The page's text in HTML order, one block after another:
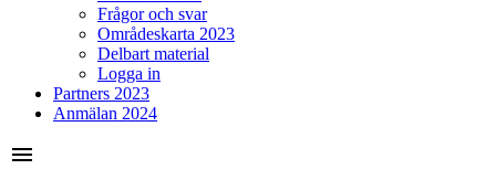
Frågor och svar
Områdeskarta 2023
Delbart material
Logga in
Partners 2023
Anmälan 2024
menu